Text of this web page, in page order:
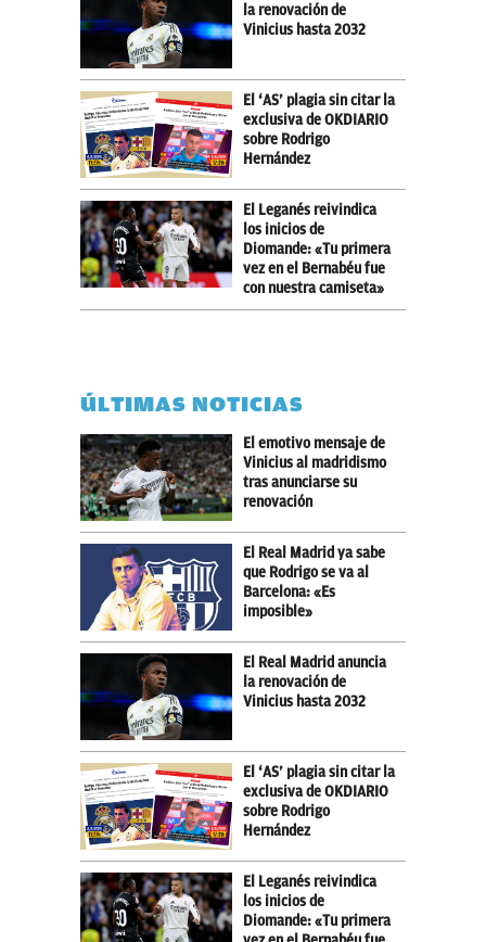
la renovación de
Vinicius hasta 2032
El ‘AS’ plagia sin citar la
exclusiva de OKDIARIO
sobre Rodrigo
Hernández
El Leganés reivindica
los inicios de
Diomande: «Tu primera
vez en el Bernabéu fue
con nuestra camiseta»
ÚLTIMAS NOTICIAS
El emotivo mensaje de
Vinicius al madridismo
tras anunciarse su
renovación
El Real Madrid ya sabe
que Rodrigo se va al
Barcelona: «Es
imposible»
El Real Madrid anuncia
la renovación de
Vinicius hasta 2032
El ‘AS’ plagia sin citar la
exclusiva de OKDIARIO
sobre Rodrigo
Hernández
El Leganés reivindica
los inicios de
Diomande: «Tu primera